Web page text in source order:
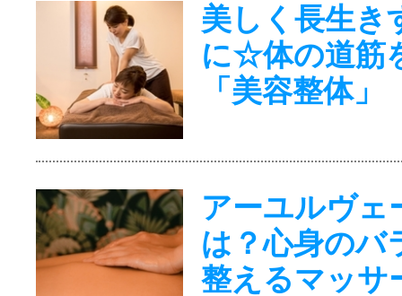
美しく長生き
に☆体の道筋
「美容整体」
アーユルヴェ
は？心身のバ
整えるマッサ